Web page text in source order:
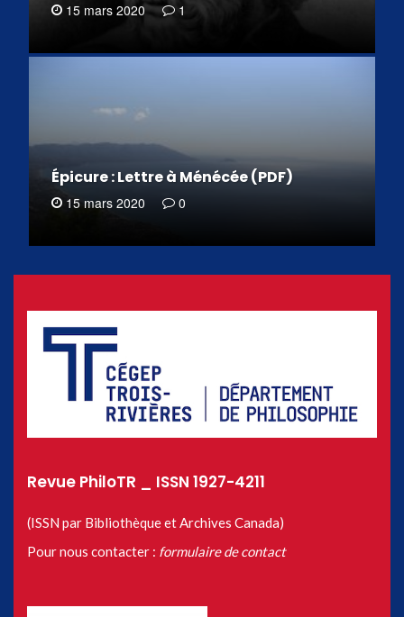
15 mars 2020 1
Épicure : Lettre à Ménécée (PDF)
15 mars 2020 0
Revue PhiloTR _ ISSN 1927-4211
(ISSN par Bibliothèque et Archives Canada)
Pour nous contacter : formulaire de contact